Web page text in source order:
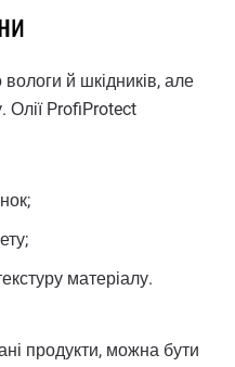
й шкідників, але
Олії ProfiProtect
матеріалу.
продукти, можна бути